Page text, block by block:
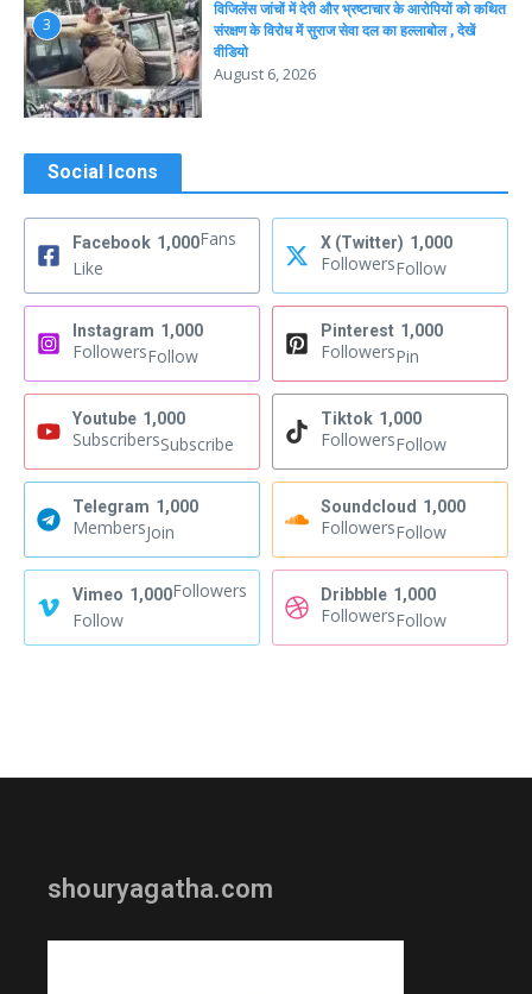
3
विजिलेंस जांचों में देरी और भ्रष्टाचार के आरोपियों को कथित
संरक्षण के विरोध में सुराज सेवा दल का हल्लाबोल , देखें
वीडियो
August 6, 2026
Social Icons
Facebook 1,000Fans
Like
X (Twitter) 1,000
FollowersFollow
Instagram 1,000
FollowersFollow
Pinterest 1,000
FollowersPin
Youtube 1,000
SubscribersSubscribe
Tiktok 1,000
FollowersFollow
Telegram 1,000
MembersJoin
Soundcloud 1,000
FollowersFollow
Vimeo 1,000Followers
Follow
Dribbble 1,000
FollowersFollow
shouryagatha.com